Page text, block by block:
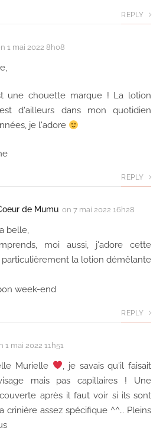
REPLY
1 mai 2022 8h08
une chouette marque ! La lotion
d'ailleurs dans mon quotidien
je l'adore
REPLY
de Mumu on 7 mai 2022 16h28
belle,
moi aussi, j'adore cette
la lotion démêlante
week-end
REPLY
1 mai 2022 11h51
Murielle
, je savais qu'il faisait
mais pas capillaires ! Une
après il faut voir si ils sont
crinière assez spécifique ^^… Pleins